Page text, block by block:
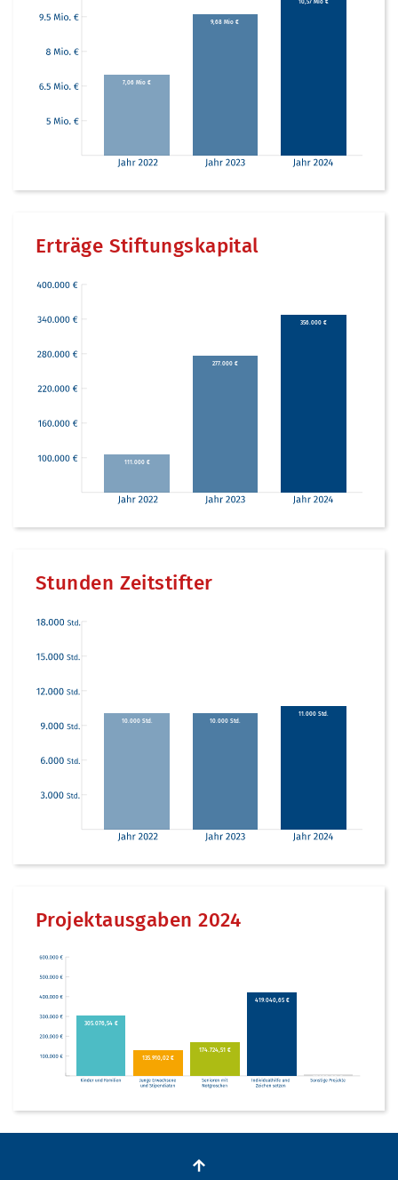
7,06 Mio €
9,68 Mio €
10,57 Mio €
Erträge Stiftungskapital
111.000 €
277.000 €
356.000 €
Stunden Zeitstifter
10.000 Std. 10.000 Std.
11.000 Std.
Projektausgaben 2024
305.076,54 €
135.910,02 €
174.724,51 €
419.040,65 €
32.100,00 €